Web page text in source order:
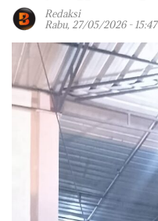
Redaksi
Rabu, 27/05/2026 -